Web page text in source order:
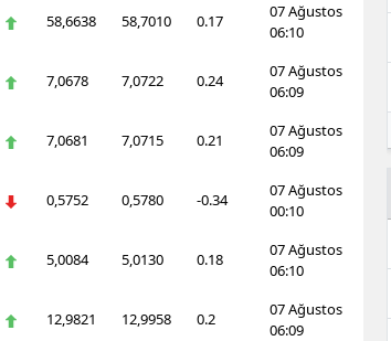
58,6638 58,7010 0.17
07 Ağustos
06:10
7,0678 7,0722 0.24
07 Ağustos
06:09
7,0681 7,0715 0.21
07 Ağustos
06:09
0,5752 0,5780 -0.34
07 Ağustos
00:10
5,0084 5,0130 0.18
07 Ağustos
06:10
12,9821 12,9958 0.2
07 Ağustos
06:09